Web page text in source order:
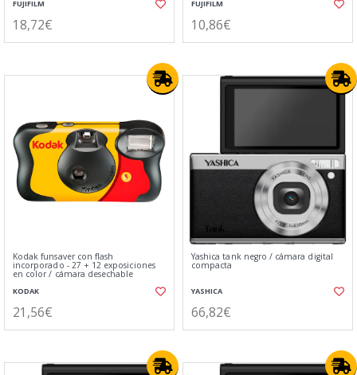
FUJIFILM
18,72€
FUJIFILM
10,86€
Kodak funsaver con flash
incorporado - 27 + 12 exposiciones
en color / cámara desechable
KODAK
21,56€
Yashica tank negro / cámara digital
compacta
YASHICA
66,82€